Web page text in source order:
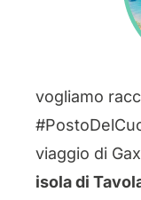
vogliamo
viaggio di
isola di